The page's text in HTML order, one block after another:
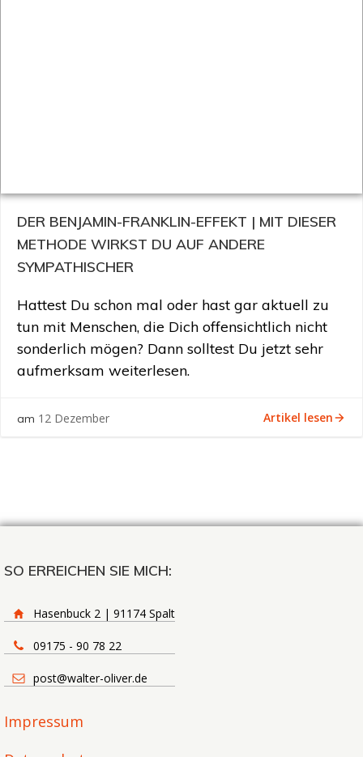
DER BENJAMIN-FRANKLIN-EFFEKT | MIT DIESER
METHODE WIRKST DU AUF ANDERE
SYMPATHISCHER
Hattest Du schon mal oder hast gar aktuell zu
tun mit Menschen, die Dich offensichtlich nicht
sonderlich mögen? Dann solltest Du jetzt sehr
aufmerksam weiterlesen.
am 12 Dezember Artikel lesen
SO ERREICHEN SIE MICH:
Hasenbuck 2 | 91174 Spalt
09175 - 90 78 22
post@walter-oliver.de
Impressum